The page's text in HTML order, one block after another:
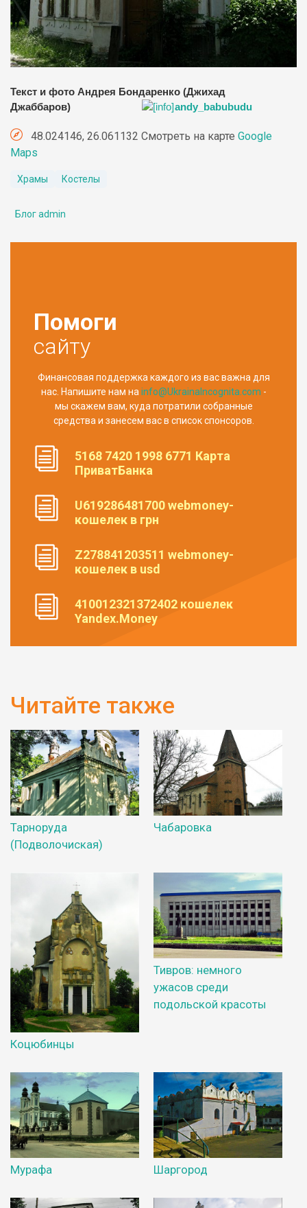
Текст и фото Андрея Бондаренко (Джихад
Джаббаров)
andy_babubudu
48.024146, 26.061132 Смотреть на карте Google
Maps
Храмы Костелы
Блог admin
Помоги
сайту
Финансовая поддержка каждого из вас важна для
нас. Напишите нам на info@UkrainaIncognita.com -
мы скажем вам, куда потратили собранные
средства и занесем вас в список спонсоров.
5168 7420 1998 6771 Карта
ПриватБанка
U619286481700 webmoney-
кошелек в грн
Z278841203511 webmoney-
кошелек в usd
410012321372402 кошелек
Yandex.Money
Читайте также
Тарноруда
(Подволочиская)
Чабаровка
Коцюбинцы
Тивров: немного
ужасов среди
подольской красоты
Мурафа Шаргород